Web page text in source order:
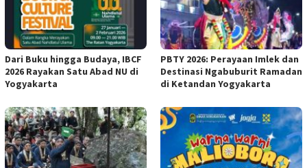
Dari Buku hingga Budaya, IBCF
2026 Rayakan Satu Abad NU di
Yogyakarta
PBTY 2026: Perayaan Imlek dan
Destinasi Ngabuburit Ramadan
di Ketandan Yogyakarta